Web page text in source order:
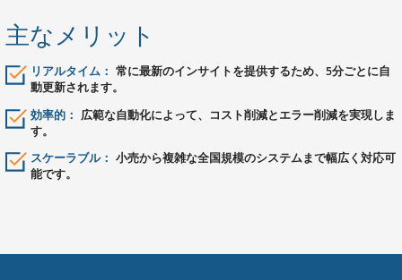
主なメリット
リアルタイム： 常に最新のインサイトを提供するため、5分ごとに自
動更新されます。
効率的： 広範な自動化によって、コスト削減とエラー削減を実現しま
す。
スケーラブル： 小売から複雑な全国規模のシステムまで幅広く対応可
能です。